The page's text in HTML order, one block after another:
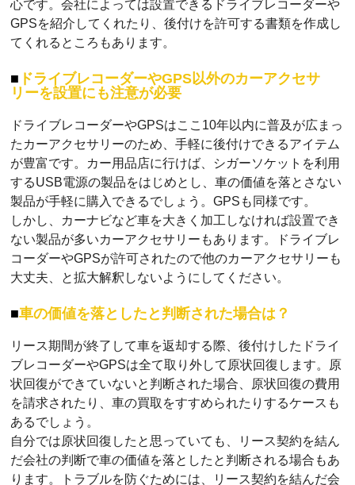
心です。会社によっては設置できるドライブレコーダーや
GPSを紹介してくれたり、後付けを許可する書類を作成し
てくれるところもあります。
ドライブレコーダーやGPS以外のカーアクセサ
リーを設置にも注意が必要
ドライブレコーダーやGPSはここ10年以内に普及が広まっ
たカーアクセサリーのため、手軽に後付けできるアイテム
が豊富です。カー用品店に行けば、シガーソケットを利用
するUSB電源の製品をはじめとし、車の価値を落とさない
製品が手軽に購入できるでしょう。GPSも同様です。
しかし、カーナビなど車を大きく加工しなければ設置でき
ない製品が多いカーアクセサリーもあります。ドライブレ
コーダーやGPSが許可されたので他のカーアクセサリーも
大丈夫、と拡大解釈しないようにしてください。
車の価値を落としたと判断された場合は？
リース期間が終了して車を返却する際、後付けしたドライ
ブレコーダーやGPSは全て取り外して原状回復します。原
状回復ができていないと判断された場合、原状回復の費用
を請求されたり、車の買取をすすめられたりするケースも
あるでしょう。
自分では原状回復したと思っていても、リース契約を結ん
だ会社の判断で車の価値を落としたと判断される場合もあ
ります。トラブルを防ぐためには、リース契約を結んだ会